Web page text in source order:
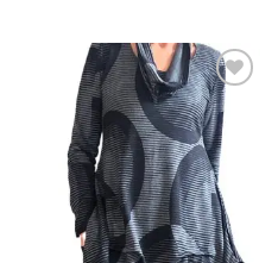
Toevoegen
aan
wenslijst